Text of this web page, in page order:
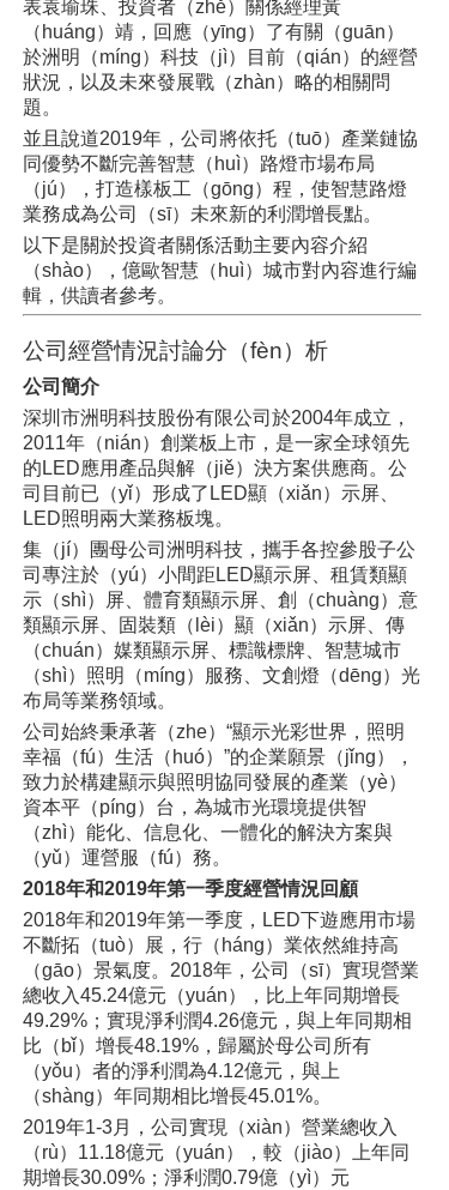
表袁瑜珠、投資者（zhě）關係經理黃
（huáng）靖，回應（yīng）了有關（guān）
於洲明（míng）科技（jì）目前（qián）的經營
狀況，以及未來發展戰（zhàn）略的相關問
題。
並且說道2019年，公司將依托（tuō）產業鏈協
同優勢不斷完善智慧（huì）路燈市場布局
（jú），打造樣板工（gōng）程，使智慧路燈
業務成為公司（sī）未來新的利潤增長點。
以下是關於投資者關係活動主要內容介紹
（shào），億歐智慧（huì）城市對內容進行編
輯，供讀者參考。
公司經營情況討論分（fèn）析
公司簡介
深圳市洲明科技股份有限公司於2004年成立，
2011年（nián）創業板上市，是一家全球領先
的LED應用產品與解（jiě）決方案供應商。公
司目前已（yǐ）形成了LED顯（xiǎn）示屏、
LED照明兩大業務板塊。
集（jí）團母公司洲明科技，攜手各控參股子公
司專注於（yú）小間距LED顯示屏、租賃類顯
示（shì）屏、體育類顯示屏、創（chuàng）意
類顯示屏、固裝類（lèi）顯（xiǎn）示屏、傳
（chuán）媒類顯示屏、標識標牌、智慧城市
（shì）照明（míng）服務、文創燈（dēng）光
布局等業務領域。
公司始終秉承著（zhe）“顯示光彩世界，照明
幸福（fú）生活（huó）”的企業願景（jǐng），
致力於構建顯示與照明協同發展的產業（yè）
資本平（píng）台，為城市光環境提供智
（zhì）能化、信息化、一體化的解決方案與
（yǔ）運營服（fú）務。
2018年和2019年第一季度經營情況回顧
2018年和2019年第一季度，LED下遊應用市場
不斷拓（tuò）展，行（háng）業依然維持高
（gāo）景氣度。2018年，公司（sī）實現營業
總收入45.24億元（yuán），比上年同期增長
49.29%；實現淨利潤4.26億元，與上年同期相
比（bǐ）增長48.19%，歸屬於母公司所有
（yǒu）者的淨利潤為4.12億元，與上
（shàng）年同期相比增長45.01%。
2019年1-3月，公司實現（xiàn）營業總收入
（rù）11.18億元（yuán），較（jiào）上年同
期增長30.09%；淨利潤0.79億（yì）元